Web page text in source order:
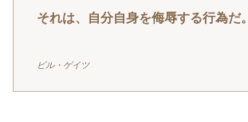
それは、自分自身を侮辱する行為だ。
ビル・ゲイツ